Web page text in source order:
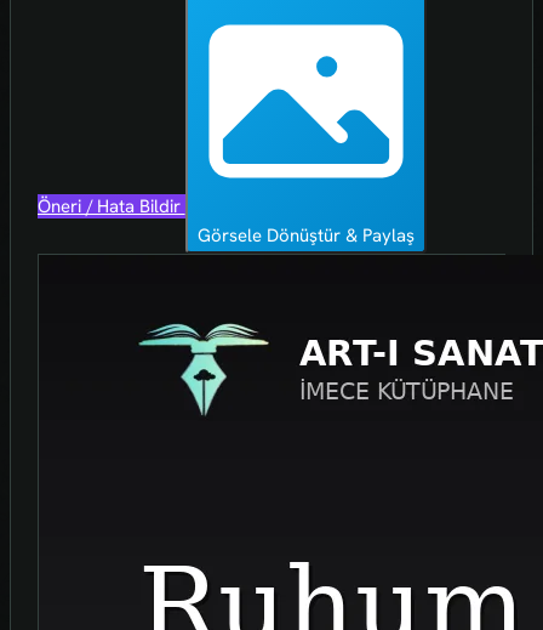
Öneri / Hata Bildir
Görsele Dönüştür & Paylaş